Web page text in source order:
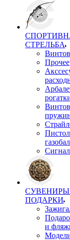
СТРЕЛЬБА
Прочее
ПОДАРКИ
и